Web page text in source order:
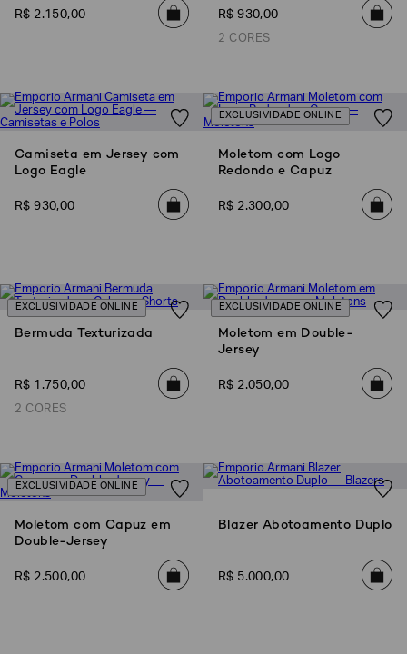
R$ 2.150,00 R$ 930,00
2 CORES
Camiseta em Jersey com
Logo Eagle
R$ 930,00
EXCLUSIVIDADE ONLINE
Moletom com Logo
Redondo e Capuz
R$ 2.300,00
EXCLUSIVIDADE ONLINE
Bermuda Texturizada
R$ 1 .750,00
2 CORES
EXCLUSIVIDADE ONLINE
Moletom em Double-
Jersey
R$ 2.050,00
EXCLUSIVIDADE ONLINE
Moletom com Capuz em
Double-Jersey
R$ 2.500,00
Blazer Abotoamento Duplo
R$ 5.000,00